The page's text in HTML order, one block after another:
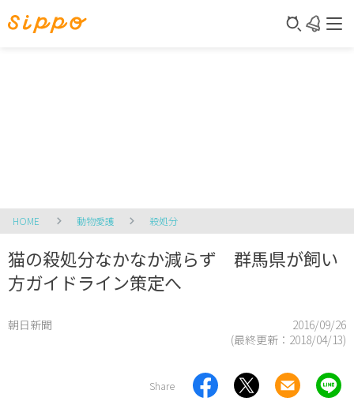
HOME 動物愛護 殺処分
猫の殺処分なかなか減らず 群馬県が飼い
方ガイドライン策定へ
朝日新聞
2016/09/26
(最終更新： 2018/04/13)
Share